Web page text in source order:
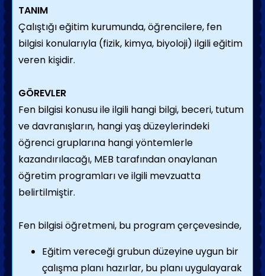
TANIM
Çalıştığı eğitim kurumunda, öğrencilere, fen
bilgisi konularıyla (fizik, kimya, biyoloji) ilgili eğitim
veren kişidir.
GÖREVLER
Fen bilgisi konusu ile ilgili hangi bilgi, beceri, tutum
ve davranışların, hangi yaş düzeylerindeki
öğrenci gruplarına hangi yöntemlerle
kazandırılacağı, MEB tarafından onaylanan
öğretim programları ve ilgili mevzuatta
belirtilmiştir.
Fen bilgisi öğretmeni, bu program çerçevesinde,
Eğitim vereceği grubun düzeyine uygun bir
çalışma planı hazırlar, bu planı uygulayarak